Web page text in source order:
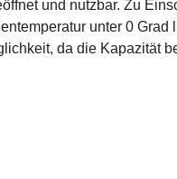
und nutzbar. Zu
unter 0 Grad
da die Kapazität